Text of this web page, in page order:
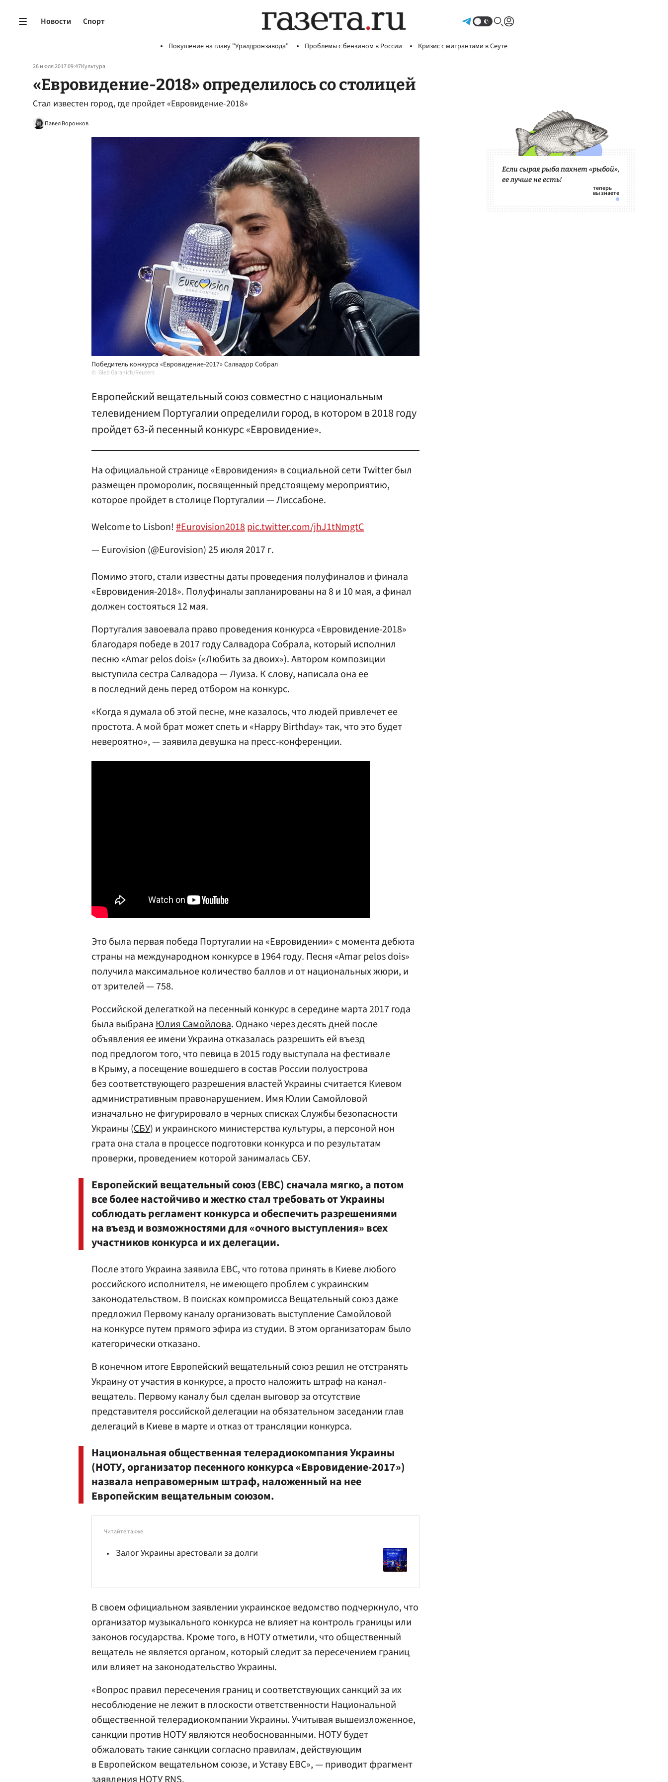
Новости Спорт
Покушение на главу "Уралдронзавода" Проблемы с бензином в России Кризис с мигрантами в Сеуте
26 июля 2017 09:47Культура
«Евровидение-2018» определилось со столицей
Стал известен город, где пройдет «Евровидение-2018»
Павел Воронков
Победитель конкурса «Евровидение-2017» Салвадор Собрал
Gleb Garanich/Reuters
Европейский вещательный союз совместно с национальным
телевидением Португалии определили город, в котором в 2018 году
пройдет 63-й песенный конкурс «Евровидение».
На официальной странице «Евровидения» в социальной сети Twitter был
размещен проморолик, посвященный предстоящему мероприятию,
которое пройдет в столице Португалии — Лиссабоне.
Welcome to Lisbon! #Eurovision2018pic.twitter.com/jhJ1tNmgtC
— Eurovision (@Eurovision)25 июля 2017 г.
Помимо этого, стали известны даты проведения полуфиналов и финала
«Евровидения-2018». Полуфиналы запланированы на 8 и 10 мая, а финал
должен состояться 12 мая.
Португалия завоевала право проведения конкурса «Евровидение-2018»
благодаря победе в 2017 году Салвадора Собрала, который исполнил
песню «Amar pelos dois» («Любить за двоих»). Автором композиции
выступила сестра Салвадора — Луиза. К слову, написала она ее
в последний день перед отбором на конкурс.
«Когда я думала об этой песне, мне казалось, что людей привлечет ее
простота. А мой брат может спеть и «Happy Birthday» так, что это будет
невероятно», — заявила девушка на пресс-конференции.
Это была первая победа Португалии на «Евровидении» с момента дебюта
страны на международном конкурсе в 1964 году. Песня «Amar pelos dois»
получила максимальное количество баллов и от национальных жюри, и
от зрителей — 758.
Российской делегаткой на песенный конкурс в середине марта 2017 года
была выбранаЮлия Самойлова. Однако через десять дней после
объявления ее имени Украина отказалась разрешить ей въезд
под предлогом того, что певица в 2015 году выступала на фестивале
в Крыму, а посещение вошедшего в состав России полуострова
без соответствующего разрешения властей Украины считается Киевом
административным правонарушением. Имя Юлии Самойловой
изначально не фигурировало в черных списках Службы безопасности
Украины (СБУ) и украинского министерства культуры, а персоной нон
грата она стала в процессе подготовки конкурса и по результатам
проверки, проведением которой занималась СБУ.
Европейский вещательный союз (ЕВС) сначала мягко, а потом
все более настойчиво и жестко стал требовать от Украины
соблюдать регламент конкурса и обеспечить разрешениями
на въезд и возможностями для «очного выступления» всех
участников конкурса и их делегации.
После этого Украина заявила ЕВС, что готова принять в Киеве любого
российского исполнителя, не имеющего проблем с украинским
законодательством. В поисках компромисса Вещательный союз даже
предложил Первому каналу организовать выступление Самойловой
на конкурсе путем прямого эфира из студии. В этом организаторам было
категорически отказано.
В конечном итоге Европейский вещательный союз решил не отстранять
Украину от участия в конкурсе, а просто наложить штраф на канал-
вещатель. Первому каналу был сделан выговор за отсутствие
представителя российской делегации на обязательном заседании глав
делегаций в Киеве в марте и отказ от трансляции конкурса.
Национальная общественная телерадиокомпания Украины
(НОТУ, организатор песенного конкурса «Евровидение-2017»)
назвала неправомерным штраф, наложенный на нее
Европейским вещательным союзом.
Читайте также
Залог Украины арестовали за долги
В своем официальном заявлении украинское ведомство подчеркнуло, что
организатор музыкального конкурса не влияет на контроль границы или
законов государства. Кроме того, в НОТУ отметили, что общественный
вещатель не является органом, который следит за пересечением границ
или влияет на законодательство Украины.
«Вопрос правил пересечения границ и соответствующих санкций за их
несоблюдение не лежит в плоскости ответственности Национальной
общественной телерадиокомпании Украины. Учитывая вышеизложенное,
санкции против НОТУ являются необоснованными. НОТУ будет
обжаловать такие санкции согласно правилам, действующим
в Европейском вещательном союзе, и Уставу ЕВС», — приводит фрагмент
Если сырая рыба пахнет «рыбой»,
ее лучше не есть!